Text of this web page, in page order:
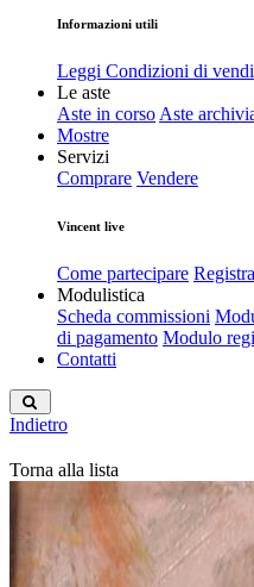
Informazioni utili
Leggi Condizioni di
Le aste
Aste in corso Aste
Mostre
Servizi
Comprare Vendere
Vincent live
Come partecipare
Modulistica
Scheda commissioni
di pagamento Modulo
Contatti
Indietro
Torna alla lista